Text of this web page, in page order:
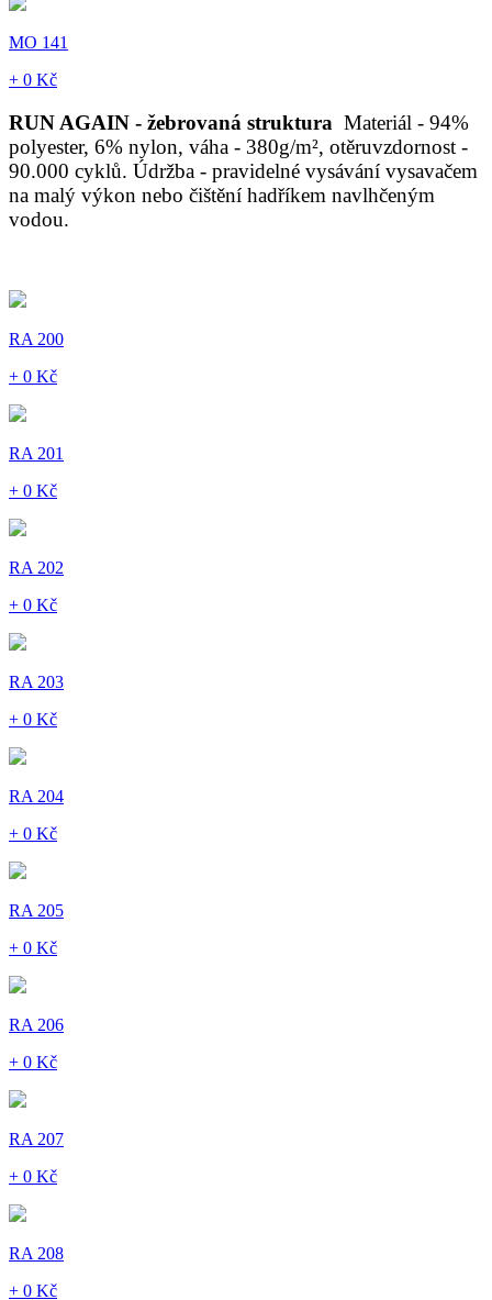
MO 141
+ 0 Kč
RUN AGAIN - žebrovaná struktura Materiál - 94%
polyester, 6% nylon, váha - 380g/m², otěruvzdornost -
90.000 cyklů. Údržba - pravidelné vysávání vysavačem
na malý výkon nebo čištění hadříkem navlhčeným
vodou.
RA 200
+ 0 Kč
RA 201
+ 0 Kč
RA 202
+ 0 Kč
RA 203
+ 0 Kč
RA 204
+ 0 Kč
RA 205
+ 0 Kč
RA 206
+ 0 Kč
RA 207
+ 0 Kč
RA 208
+ 0 Kč